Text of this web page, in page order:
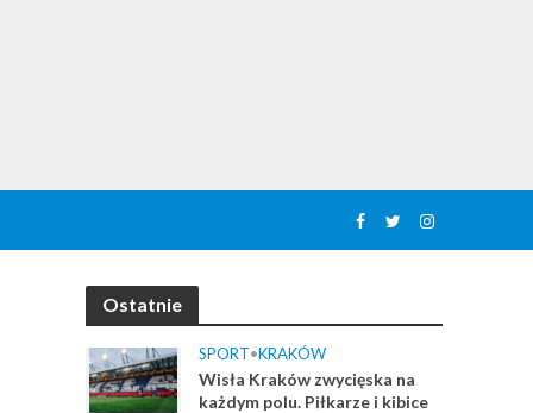
Ostatnie
SPORT•KRAKÓW
Wisła Kraków zwycięska na
każdym polu. Piłkarze i kibice